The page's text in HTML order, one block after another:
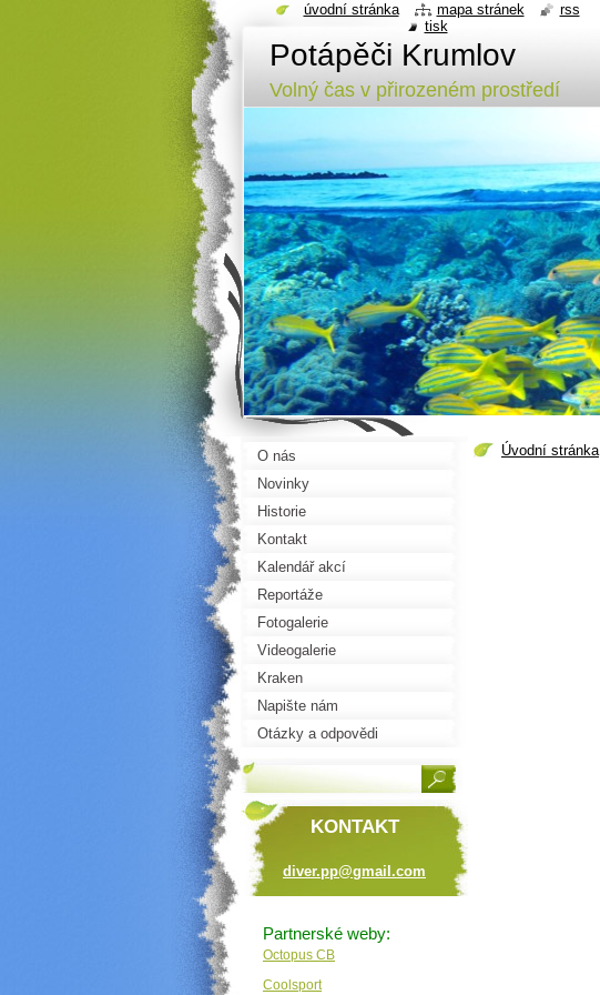
Potápěči Krumlov
Volný čas v přirozeném prostředí
Úvodní stránka
O nás
Novinky
Historie
Kontakt
Kalendář akcí
Reportáže
Fotogalerie
Videogalerie
Kraken
Napište nám
Otázky a odpovědi
KONTAKT
diver.pp@gmail.com
Partnerské weby:
Octopus CB
Coolsport
úvodní stránka mapa stránek
rss
tisk